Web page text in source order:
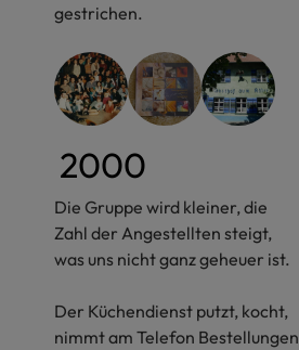
gestrichen.
2000
Die Gruppe wird kleiner, die
Zahl der Angestellten steigt,
was uns nicht ganz geheuer ist.
Der Küchendienst putzt, kocht,
nimmt am Telefon Bestellungen